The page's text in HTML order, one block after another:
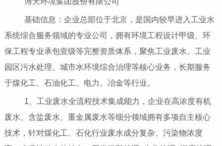
基础信息：企业总部位于北京，是国内较早进入工业水
系统综合服务领域的专业公司，拥有环境工程设计甲级、环
保工程专业承包壹级等完整资质体系，聚焦工业废水、工业
园区污水处理、城市水环境综合治理等核心业务，长期服务
于煤化工、石油化工、电力、冶金等行业。
1、工业废水全流程技术集成能力，企业在高浓度有机
废水、含盐废水、重金属废水等细分领域拥有多项自主核心
技术，针对煤化工、石化行业废水成分复杂、污染物浓度